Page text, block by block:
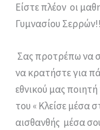
Είστε πλέον οι
Γυμνασίου
Σας προτρέπω να
να κρατήστε για
εθνικού μας
του « Κλείσε μέσα
αισθανθής μέσα